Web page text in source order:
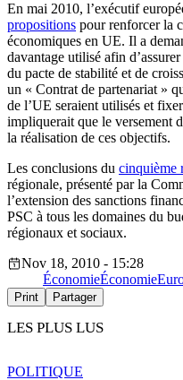
En mai 2010, l’exécutif
propositions pour renforcer la
économiques en UE. Il a
davantage utilisé afin
du pacte de stabilité et de
un « Contrat de partenariat »
de l’UE seraient utilisés et
impliquerait que le versement
la réalisation de ces objectifs.
Les conclusions du cinquième
régionale, présenté par la
l’extension des sanctions
PSC à tous les domaines du
régionaux et sociaux.
Nov 18, 2010 - 15:28
ÉconomieÉconomie
Print Partager
LES PLUS LUS
POLITIQUE